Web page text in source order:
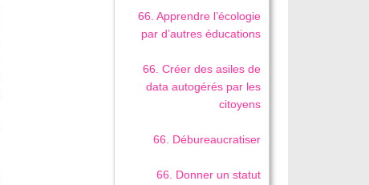
66. Apprendre l’écologie
par d’autres éducations
66. Créer des asiles de
data autogérés par les
citoyens
66. Débureaucratiser
66. Donner un statut